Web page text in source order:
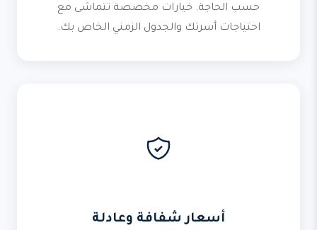
حسب الحاجة. خيارات مخصصة تتماشى مع
احتياجات أسرتك والجدول الزمني الخاص بك.
أسعار شفافة وعادلة